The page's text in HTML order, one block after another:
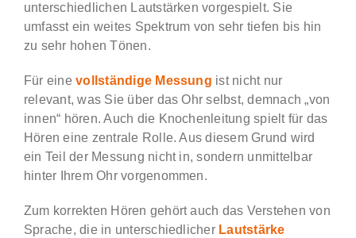
unterschiedlichen Lautstärken vorgespielt. Sie
umfasst ein weites Spektrum von sehr tiefen bis hin
zu sehr hohen Tönen.
Für einevollständige Messung ist nicht nur
relevant, was Sie über das Ohr selbst, demnach „von
innen“ hören. Auch die Knochenleitung spielt für das
Hören eine zentrale Rolle. Aus diesem Grund wird
ein Teil der Messung nicht in, sondern unmittelbar
hinter Ihrem Ohr vorgenommen.
Zum korrekten Hören gehört auch das Verstehen von
Sprache, die in unterschiedlicher Lautstärke